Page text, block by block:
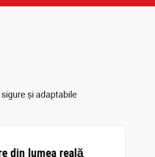
și adaptabile
din lumea reală